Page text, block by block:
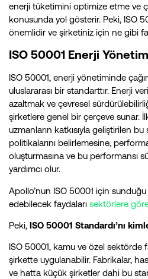
enerji tüketimini optimize etme ve
konusunda yol gösterir. Peki, ISO
önemlidir ve şirketiniz için ne gibi
ISO 50001 Enerji
ISO 50001, enerji yönetiminde
uluslararası bir standarttır. Enerji
azaltmak ve çevresel
şirketlere genel bir çerçeve sunar.
uzmanların katkısıyla geliştirilen
politikalarını belirlemesine,
oluşturmasına ve bu performansı
yardımcı olur.
Apollo’nun ISO 50001 için
edebilecek faydaları sektörlere
Peki, ISO 50001 Standardı’nı
ISO 50001, kamu ve özel sektörde
şirkette uygulanabilir. Fabrikalar,
ve hatta küçük şirketler dahi bu